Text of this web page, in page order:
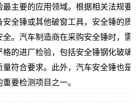
主要的应用领域。根据相关法规要
全锤或其他破窗工具，安全锤的质
。汽车制造商在采购安全锤时，需
的进厂检验，包括安全锤钢化玻璃
符合要求。此外，汽车安全锤也是
要检测项目之一。